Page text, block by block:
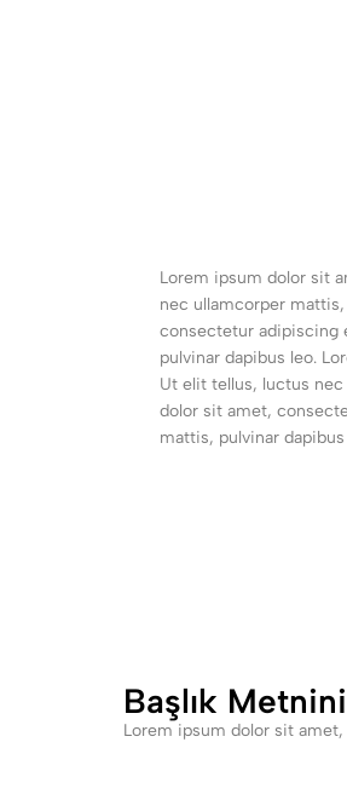
Lorem ipsum dolor sit
nec ullamcorper
consectetur adipiscing
pulvinar dapibus leo.
Ut elit tellus, luctus
dolor sit amet,
mattis, pulvinar dapibus
Başlık
Lorem ipsum dolor sit